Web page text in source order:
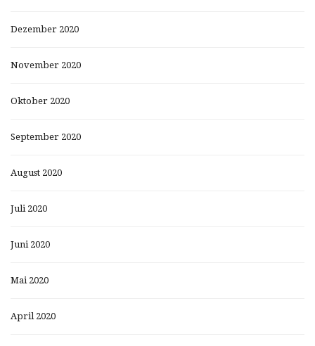
Dezember 2020
November 2020
Oktober 2020
September 2020
August 2020
Juli 2020
Juni 2020
Mai 2020
April 2020